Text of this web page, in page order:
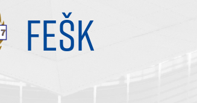
FEŠK